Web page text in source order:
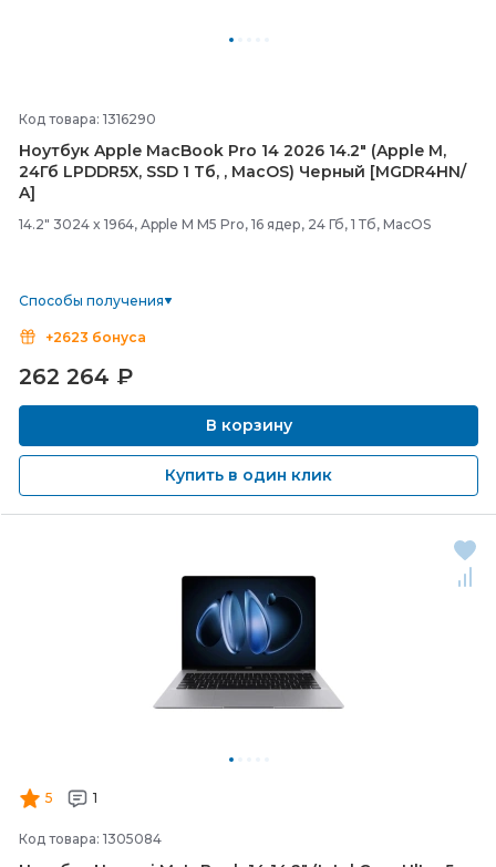
Код товара: 1316290
Ноутбук Apple MacBook Pro 14 2026 14.2" (Apple M,
24Гб LPDDR5X, SSD 1 Тб, , MacOS) Черный [MGDR4HN/
A]
14.2" 3024 x 1964, Apple M M5 Pro, 16 ядер, 24 Гб, 1 Тб, MacOS
Способы получения
+2623 бонуса
262 264 ₽
В корзину
Купить в один клик
5 1
Код товара: 1305084